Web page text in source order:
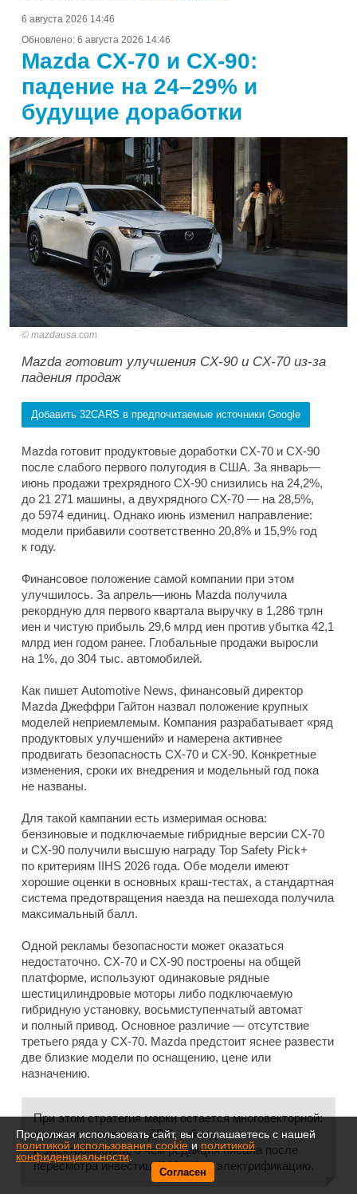
6 августа 2026 14:46
Обновлено: 6 августа 2026 14:46
Mazda CX-70 и CX-90:
падение на 24–29% и
будущие доработки
mazdausa.com
Mazda готовит улучшения CX-90 и CX-70 из-за
падения продаж
Добавить 32CARS в предпочитаемые источники Google
Mazda готовит продуктовые доработки CX-70 и CX-90
после слабого первого полугодия в США. За январь—
июнь продажи трехрядного CX-90 снизились на 24,2%,
до 21 271 машины, а двухрядного CX-70 — на 28,5%,
до 5974 единиц. Однако июнь изменил направление:
модели прибавили соответственно 20,8% и 15,9% год
к году.
Финансовое положение самой компании при этом
улучшилось. За апрель—июнь Mazda получила
рекордную для первого квартала выручку в 1,286 трлн
иен и чистую прибыль 29,6 млрд иен против убытка 42,1
млрд иен годом ранее. Глобальные продажи выросли
на 1%, до 304 тыс. автомобилей.
Как пишет Automotive News, финансовый директор
Mazda Джеффри Гайтон назвал положение крупных
моделей неприемлемым. Компания разрабатывает «ряд
продуктовых улучшений» и намерена активнее
продвигать безопасность CX-70 и CX-90. Конкретные
изменения, сроки их внедрения и модельный год пока
не названы.
Для такой кампании есть измеримая основа:
бензиновые и подключаемые гибридные версии CX-70
и CX-90 получили высшую награду Top Safety Pick+
по критериям IIHS 2026 года. Обе модели имеют
хорошие оценки в основных краш-тестах, а стандартная
система предотвращения наезда на пешехода получила
максимальный балл.
Одной рекламы безопасности может оказаться
недостаточно. CX-70 и CX-90 построены на общей
платформе, используют одинаковые рядные
шестицилиндровые моторы либо подключаемую
гибридную установку, восьмиступенчатый автомат
и полный привод. Основное различие — отсутствие
третьего ряда у CX-70. Mazda предстоит яснее развести
две близкие модели по оснащению, цене или
назначению.
При этом стратегия марки остается многовекторной:
компания сохраняет ДВС, гибриды
и электромобили, о чем редакция писала после
пересмотра инвестиций Mazda в электрификацию.
Продолжая использовать сайт, вы соглашаетесь с нашей
политикой использования cookieиполитикой
конфиденциальности.
Согласен